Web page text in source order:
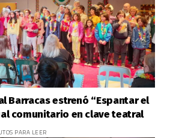
Barracas estrenó “Espantar el
comunitario en clave teatral
PARA LEER